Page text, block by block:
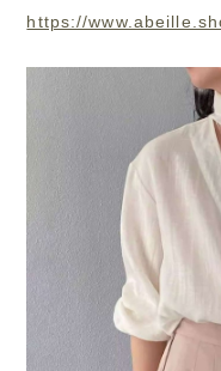
https://